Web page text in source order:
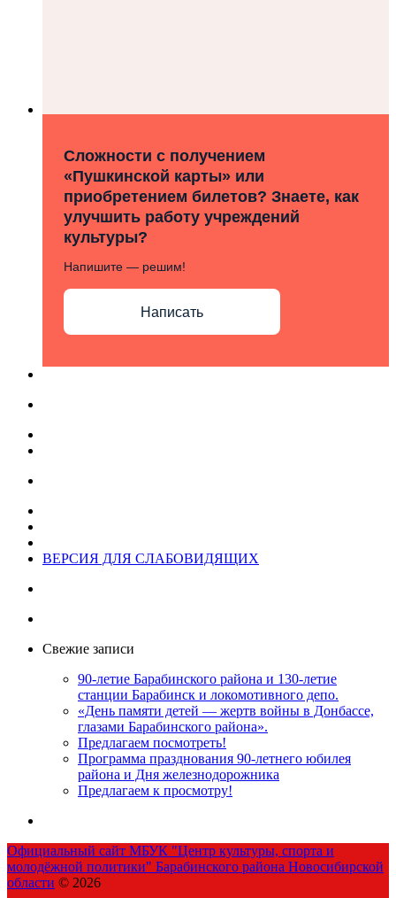
Сложности с получением
«Пушкинской карты» или
приобретением билетов? Знаете, как
улучшить работу учреждений
культуры?
Напишите — решим!
Написать
ВЕРСИЯ ДЛЯ СЛАБОВИДЯЩИХ
Свежие записи
90-летие Барабинского района и 130-летие
станции Барабинск и локомотивного депо.
«День памяти детей — жертв войны в Донбассе,
глазами Барабинского района».
Предлагаем посмотреть!
Программа празднования 90-летнего юбилея
района и Дня железнодорожника
Предлагаем к просмотру!
Официальный сайт МБУК "Центр культуры, спорта и
молодёжной политики" Барабинского района Новосибирской
области © 2026